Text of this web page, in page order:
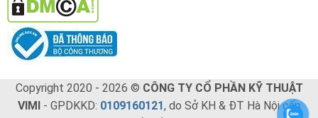
Copyright 2020 - 2026 © CÔNG TY CỔ PHẦN KỸ THUẬT
VIMI- GPDKKD: 0109160121, do Sở KH & ĐT Hà Nội cấp